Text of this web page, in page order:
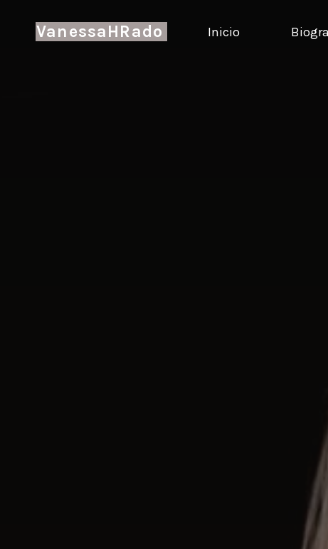
VanessaHRado Inicio